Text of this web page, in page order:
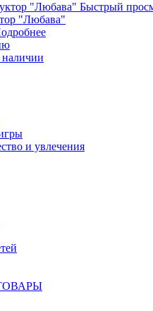
Быстрый
"Любава"
и увлечения